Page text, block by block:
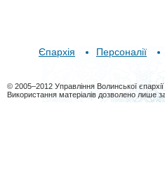
Єпархія Персоналії
© 2005–2012 Управління Волинської
Використання матеріалів дозволено лише